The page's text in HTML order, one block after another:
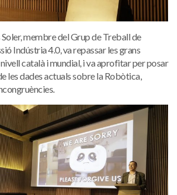
membre del Grup de Treball de
Indústria 4.0, va repassar les grans
català i mundial, i va aprofitar per posar
les dades actuals sobre la Robòtica,